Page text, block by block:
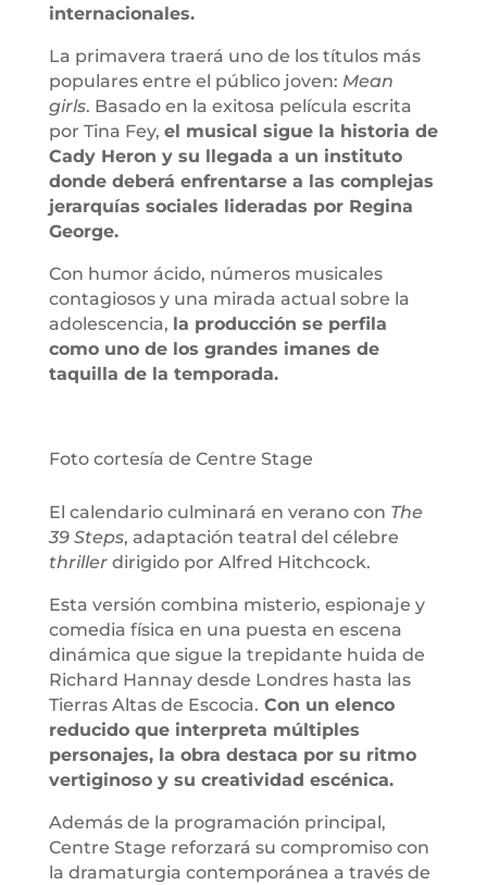
internacionales.
La primavera traerá uno de los títulos más
populares entre el público joven: Mean
girls. Basado en la exitosa película escrita
por Tina Fey, el musical sigue la historia de
Cady Heron y su llegada a un instituto
donde deberá enfrentarse a las complejas
jerarquías sociales lideradas por Regina
George.
Con humor ácido, números musicales
contagiosos y una mirada actual sobre la
adolescencia, la producción se perfila
como uno de los grandes imanes de
taquilla de la temporada.
Foto cortesía de Centre Stage
El calendario culminará en verano con The
39 Steps, adaptación teatral del célebre
thriller dirigido por Alfred Hitchcock.
Esta versión combina misterio, espionaje y
comedia física en una puesta en escena
dinámica que sigue la trepidante huida de
Richard Hannay desde Londres hasta las
Tierras Altas de Escocia. Con un elenco
reducido que interpreta múltiples
personajes, la obra destaca por su ritmo
vertiginoso y su creatividad escénica.
Además de la programación principal,
Centre Stage reforzará su compromiso con
la dramaturgia contemporánea a través de